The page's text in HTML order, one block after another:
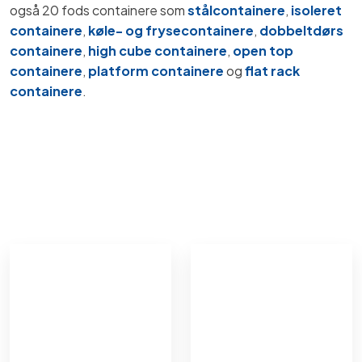
også 20 fods containere somstålcontainere, isoleret
containere, køle- og frysecontainere, dobbeltdørs
containere, high cube containere, open top
containere, platform containereogflat rack
containere.